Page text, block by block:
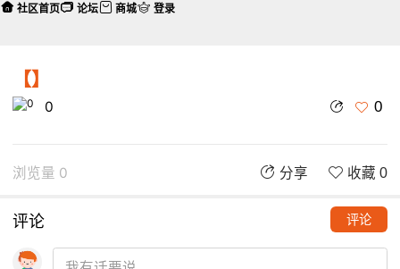
【】
0 0
浏览量 0 分享 收藏 0
评论 评论
社区首页 论坛 商城 登录